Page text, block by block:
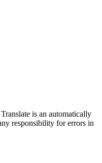
is an automatically
responsibility for errors in